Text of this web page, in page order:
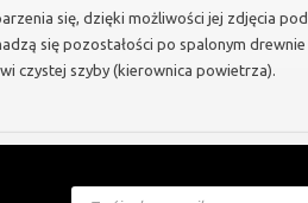
się, dzięki możliwości jej zdjęcia
się pozostałości po spalonym drewnie
czystej szyby (kierownica powietrza).